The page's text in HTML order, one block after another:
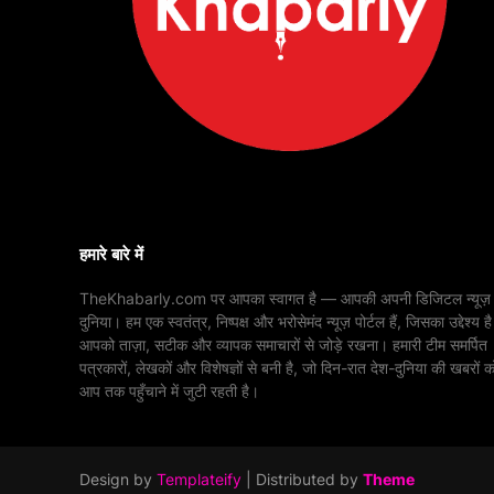
हमारे बारे में
TheKhabarly.com पर आपका स्वागत है — आपकी अपनी डिजिटल न्यूज़
दुनिया। हम एक स्वतंत्र, निष्पक्ष और भरोसेमंद न्यूज़ पोर्टल हैं, जिसका उद्देश्य है
आपको ताज़ा, सटीक और व्यापक समाचारों से जोड़े रखना। हमारी टीम समर्पित
पत्रकारों, लेखकों और विशेषज्ञों से बनी है, जो दिन-रात देश-दुनिया की खबरों
आप तक पहुँचाने में जुटी रहती है।
Design by Templateify | Distributed by Theme